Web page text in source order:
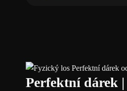
Perfektní dárek